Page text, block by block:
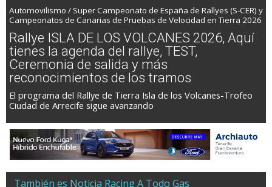
Automovilismo / Super Campeonato de España de Rallyes (S-CER) y
Campeonatos de Canarias de Pruebas de Velocidad en Tierra 2026
Rallye ISLA DE LOS VOLCANES 2026, Aquí
tienes la agenda del rallye, TEST,
Ceremonia de salida y más
reconocimientos de los tramos
El programa del Rallye de Tierra Isla de los Volcanes-Trofeo
Ciudad de Arrecife sigue avanzando
También es Noticia Racing A Todo Gas